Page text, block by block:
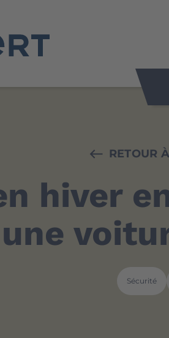
RETOUR
hiver
une
Sécurité